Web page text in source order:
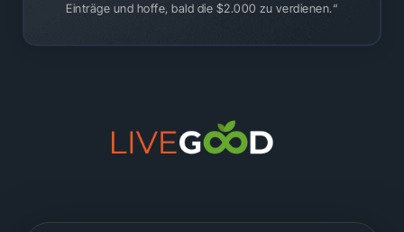
Einträge und hoffe, bald die $2.000 zu verdienen.“